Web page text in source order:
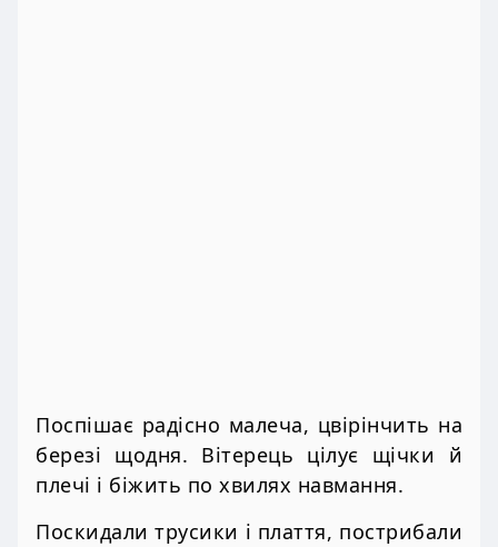
Поспішає радісно малеча, цвірінчить на
березі щодня. Вітерець цілує щічки й
плечі і біжить по хвилях навмання.
Поскидали трусики і плаття, пострибали